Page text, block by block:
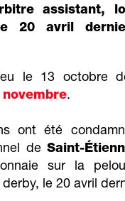
assistant,
20 avril
le 13 octobre
.
ont été
deSaint-
sur la
le 20 avril